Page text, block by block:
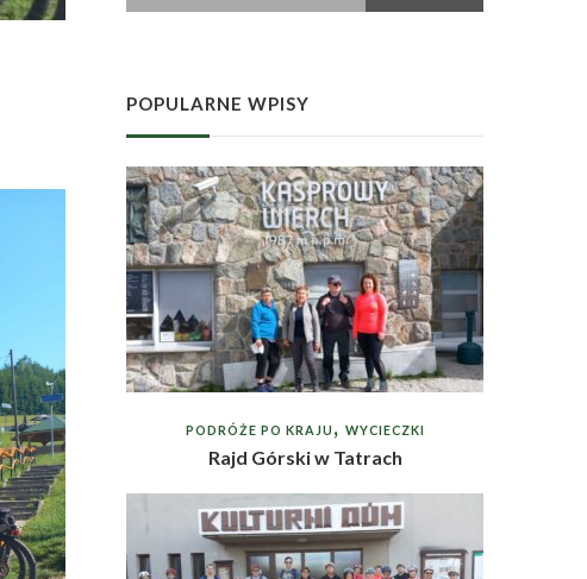
POPULARNE WPISY
PODRÓŻE PO KRAJU WYCIECZKI
Rajd Górski w Tatrach